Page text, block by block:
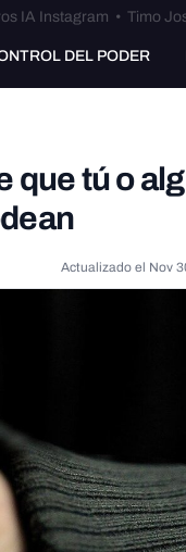
IA Instagram • Timo
DEL PODER
que tú o
Actualizado el Nov